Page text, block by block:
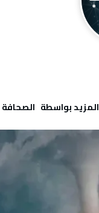
‫‫المزيد بواسطة‬ ‬ ‭ ‬الصحافة‭ ‬اليوم